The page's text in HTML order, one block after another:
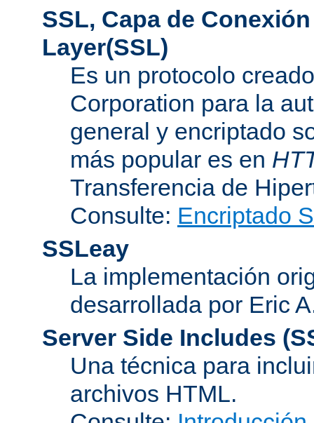
SSL, Capa de
Layer(SSL)
Es un protocolo
Corporation para la
general y encriptado
más popular es en
Transferencia de
Consulte: Encriptado
SSLeay
La implementación
desarrollada por Eric
Server Side Includes
Una técnica para
archivos HTML.